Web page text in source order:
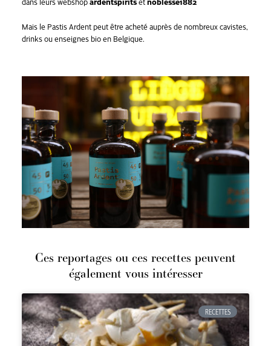
Mais le Pastis Ardent peut être acheté auprès de nombreux cavistes,
drinks ou enseignes bio en Belgique.
Ces reportages ou ces recettes peuvent
également vous intéresser
RECETTES